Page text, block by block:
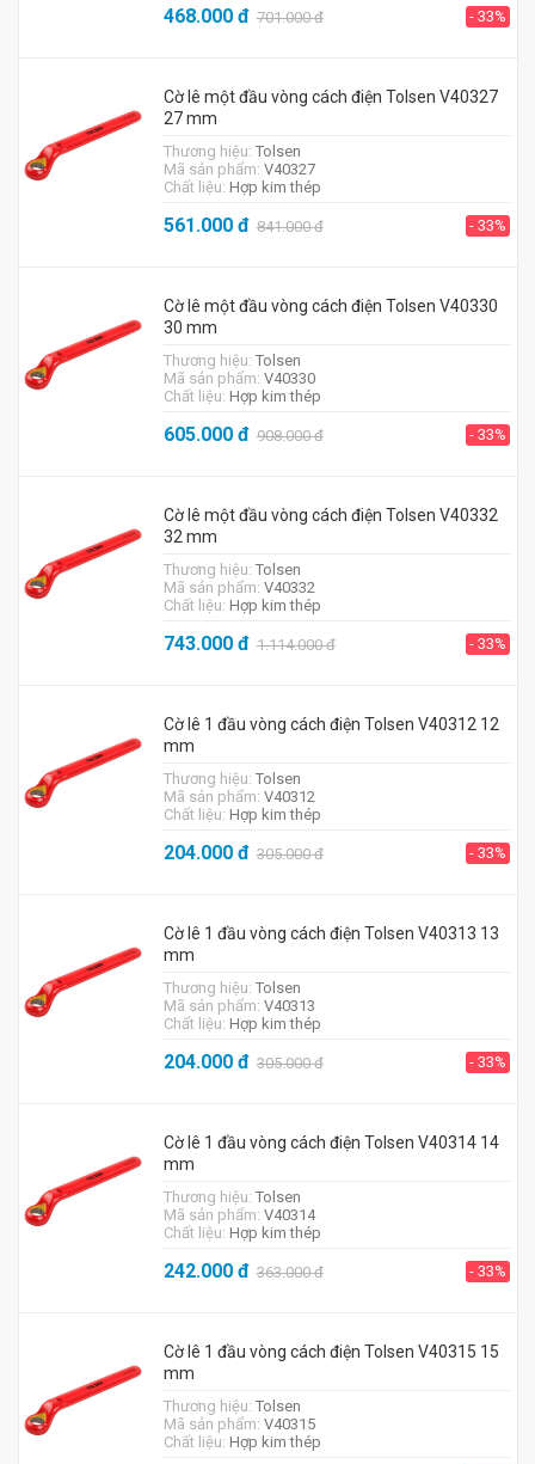
468.000đ 701.000đ - 33%
Cờ lê một đầu vòng cách điện Tolsen V40327
27 mm
Thương hiệu: Tolsen
Mã sản phẩm: V40327
Chất liệu: Hợp kim thép
561.000đ 841.000đ - 33%
Cờ lê một đầu vòng cách điện Tolsen V40330
30 mm
Thương hiệu: Tolsen
Mã sản phẩm: V40330
Chất liệu: Hợp kim thép
605.000đ 908.000đ - 33%
Cờ lê một đầu vòng cách điện Tolsen V40332
32 mm
Thương hiệu: Tolsen
Mã sản phẩm: V40332
Chất liệu: Hợp kim thép
743.000đ 1.114.000đ - 33%
Cờ lê 1 đầu vòng cách điện Tolsen V40312 12
mm
Thương hiệu: Tolsen
Mã sản phẩm: V40312
Chất liệu: Hợp kim thép
204.000đ 305.000đ - 33%
Cờ lê 1 đầu vòng cách điện Tolsen V40313 13
mm
Thương hiệu: Tolsen
Mã sản phẩm: V40313
Chất liệu: Hợp kim thép
204.000đ 305.000đ - 33%
Cờ lê 1 đầu vòng cách điện Tolsen V40314 14
mm
Thương hiệu: Tolsen
Mã sản phẩm: V40314
Chất liệu: Hợp kim thép
242.000đ 363.000đ - 33%
Cờ lê 1 đầu vòng cách điện Tolsen V40315 15
mm
Thương hiệu: Tolsen
Mã sản phẩm: V40315
Chất liệu: Hợp kim thép